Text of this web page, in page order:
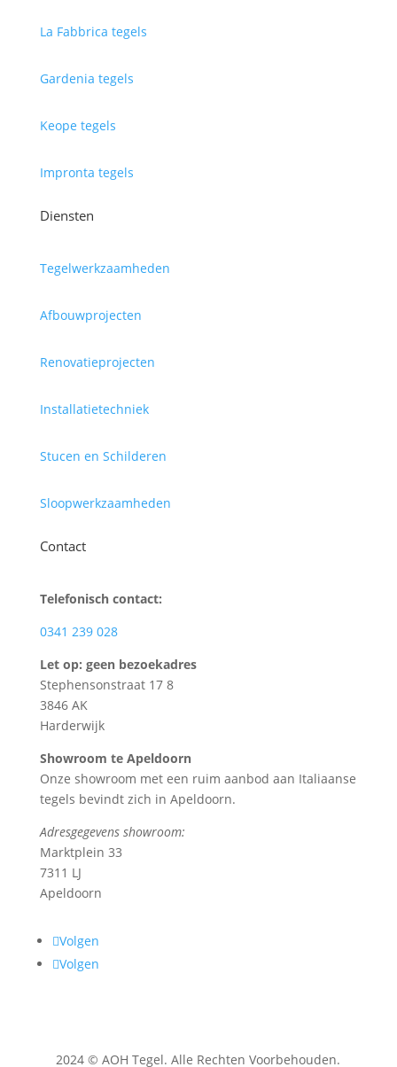
La Fabbrica tegels
Gardenia tegels
Keope tegels
Impronta tegels
Diensten
Tegelwerkzaamheden
Afbouwprojecten
Renovatieprojecten
Installatietechniek
Stucen en Schilderen
Sloopwerkzaamheden
Contact
Telefonisch contact:
0341 239 028
Let op: geen bezoekadres
Stephensonstraat 17 8
3846 AK
Harderwijk
Showroom te Apeldoorn
Onze showroom met een ruim aanbod aan Italiaanse
tegels bevindt zich in Apeldoorn.
Adresgegevens showroom:
Marktplein 33
7311 LJ
Apeldoorn
Volgen
Volgen
2024 © AOH Tegel. Alle Rechten Voorbehouden.